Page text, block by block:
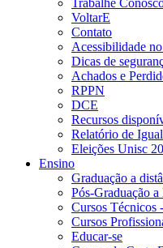
Trabalhe
VoltarE
Contato
Acessibilidade
Dicas de
Achados e
RPPN
DCE
Recursos
Relatório de
Eleições Unisc
Ensino
Graduação a
Pós-Graduação
Cursos Técnicos
Cursos
Educar-se